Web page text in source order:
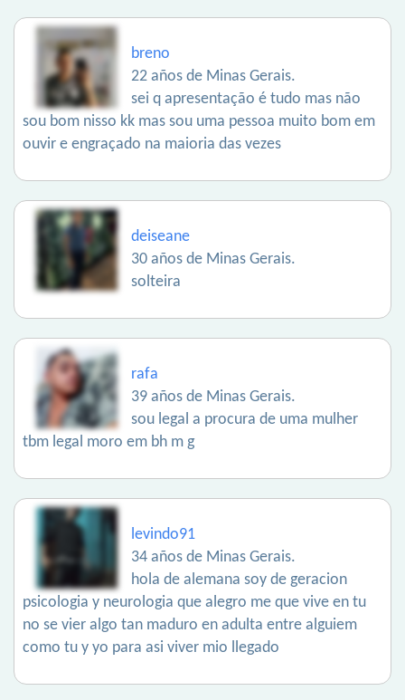
breno
22 años de Minas Gerais.
sei q apresentação é tudo mas não
sou bom nisso kk mas sou uma pessoa muito bom em
ouvir e engraçado na maioria das vezes
deiseane
30 años de Minas Gerais.
solteira
rafa
39 años de Minas Gerais.
sou legal a procura de uma mulher
tbm legal moro em bh m g
levindo91
34 años de Minas Gerais.
hola de alemana soy de geracion
psicologia y neurologia que alegro me que vive en tu
no se vier algo tan maduro en adulta entre alguiem
como tu y yo para asi viver mio llegado